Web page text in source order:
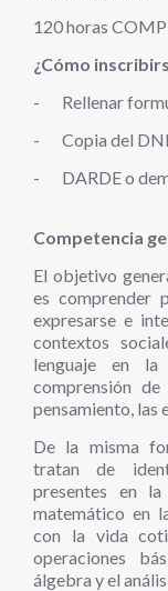
120 horas
¿Cómo
-
Rellenar
-
Copia del
-
DARDE o
Competencia
El objetivo
es comprender
expresarse e
contextos
lenguaje en la
comprensión
pensamiento, las
De la misma
tratan de
presentes en
matemático en
con la vida
operaciones
álgebra y el